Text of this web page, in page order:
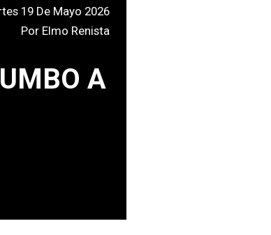
19 De Mayo 2026
Por Elmo Renista
A